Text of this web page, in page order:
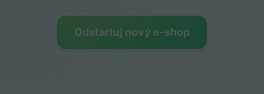
Odstartuj nový e‑shop